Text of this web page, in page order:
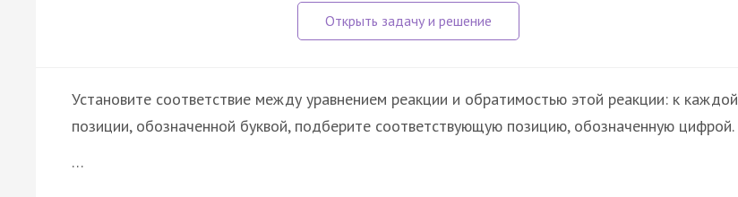
Установите соответствие между уравнением реакции и обратимостью этой реакции: к каждой
позиции, обозначенной буквой, подберите соответствующую позицию, обозначенную цифрой.
…